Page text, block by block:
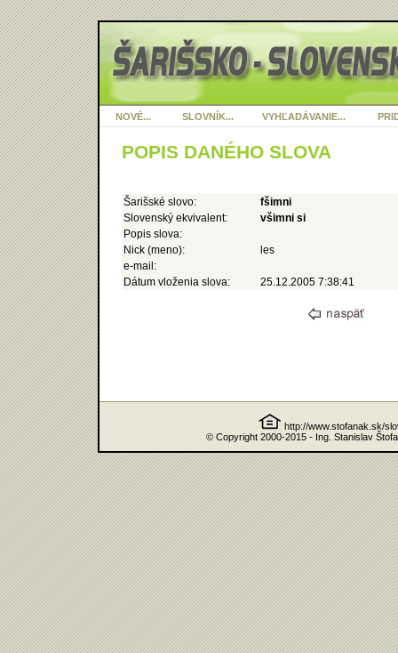
NOVÉ... SLOVNÍK... VYHĽADÁVANIE...
POPIS DANÉHO SLOVA
Šarišské slovo:
fšimni
Slovenský ekvivalent:
všimni si
Popis slova:
Nick (meno):
les
e-mail:
Dátum vloženia slova:
25.12.2005 7:38:41
http://www.stofanak.sk/
© Copyright 2000-2015 - Ing. Stanislav